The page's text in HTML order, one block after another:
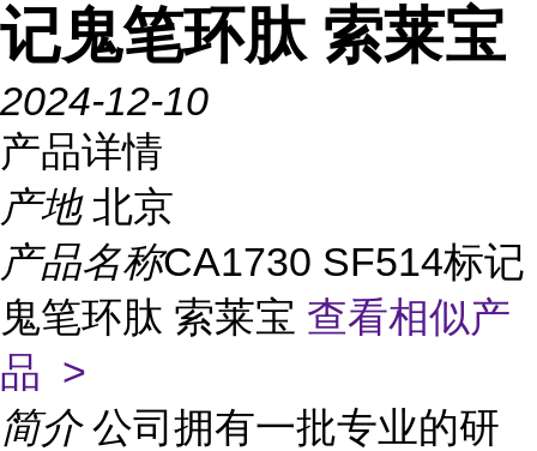
记鬼笔环肽 索莱宝
2024-12-10
产品详情
产地 北京
产品名称CA1730 SF514标记
鬼笔环肽 索莱宝 查看相似产
品 >
简介 公司拥有一批专业的研